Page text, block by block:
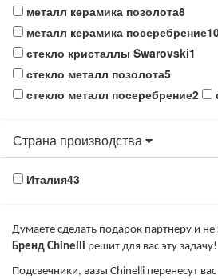
металл керамика позолота8
металл керамика посеребрение
стекло кристаллы Swarovski1
стекло металл позолота5
стекло металл посеребрение2
Страна производства
Италия43
Думаете сделать подарок партнеру и не
Бренд Chinelli решит для вас эту задачу!
Подсвечники, вазы Chinelli перенесут